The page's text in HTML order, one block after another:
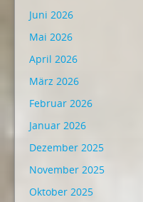
Juni 2026
Mai 2026
April 2026
März 2026
Februar 2026
Januar 2026
Dezember 2025
November 2025
Oktober 2025